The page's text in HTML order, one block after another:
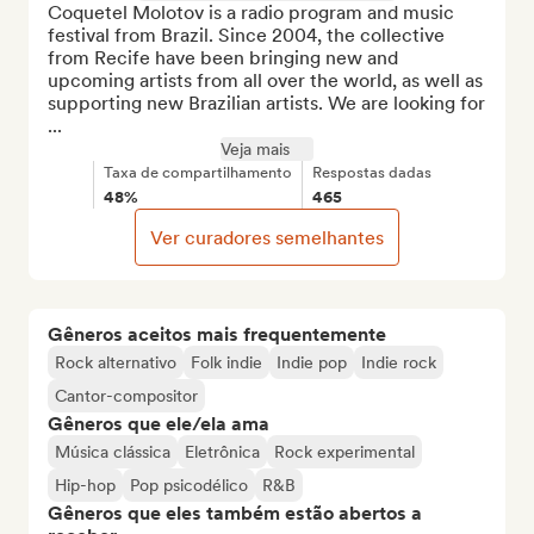
Gêneros aceitos mais frequentemente
Rock alternativo Folk indie Indie pop
Indie rock
Cantor-compositor
Gêneros que ele/ela ama
Música clássica Eletrônica
Rock experimental
Hip-hop
Pop psicodélico R&B
Gêneros que eles também estão abertos a
Coquetel Molotov is a radio program and music
festival from Brazil. Since 2004, the collective
from Recife have been bringing new and
upcoming artists from all over the world, as well as
supporting new Brazilian artists. We are looking for
...
Veja mais
Taxa de compartilhamento
48%
Respostas dadas
465
Ver curadores semelhantes